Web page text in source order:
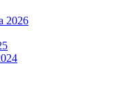
2026